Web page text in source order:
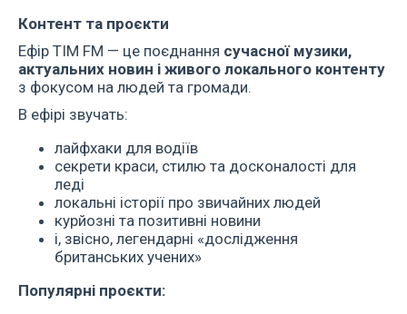
Контент та проєкти
Ефір ТІМ FM — це поєднання сучасної музики,
актуальних новин і живого локального контенту
з фокусом на людей та громади.
В ефірі звучать:
лайфхаки для водіїв
секрети краси, стилю та досконалості для
леді
локальні історії про звичайних людей
курйозні та позитивні новини
і, звісно, легендарні «дослідження
британських учених»
Популярні проєкти: